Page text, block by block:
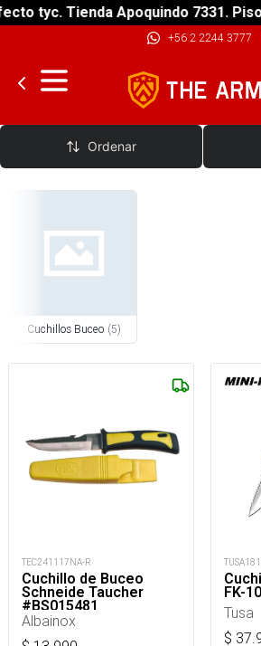
tyc. Tienda Apoquindo 7331. Piso
+56 2 2244 3777
Cuchillos Buceo
Ordenar
Cuchillos Buceo (5)
TEC241117NA-R
Cuchillo de Buceo
Schneide Taucher
#BS015481
Albainox
FK-
Tusa
$